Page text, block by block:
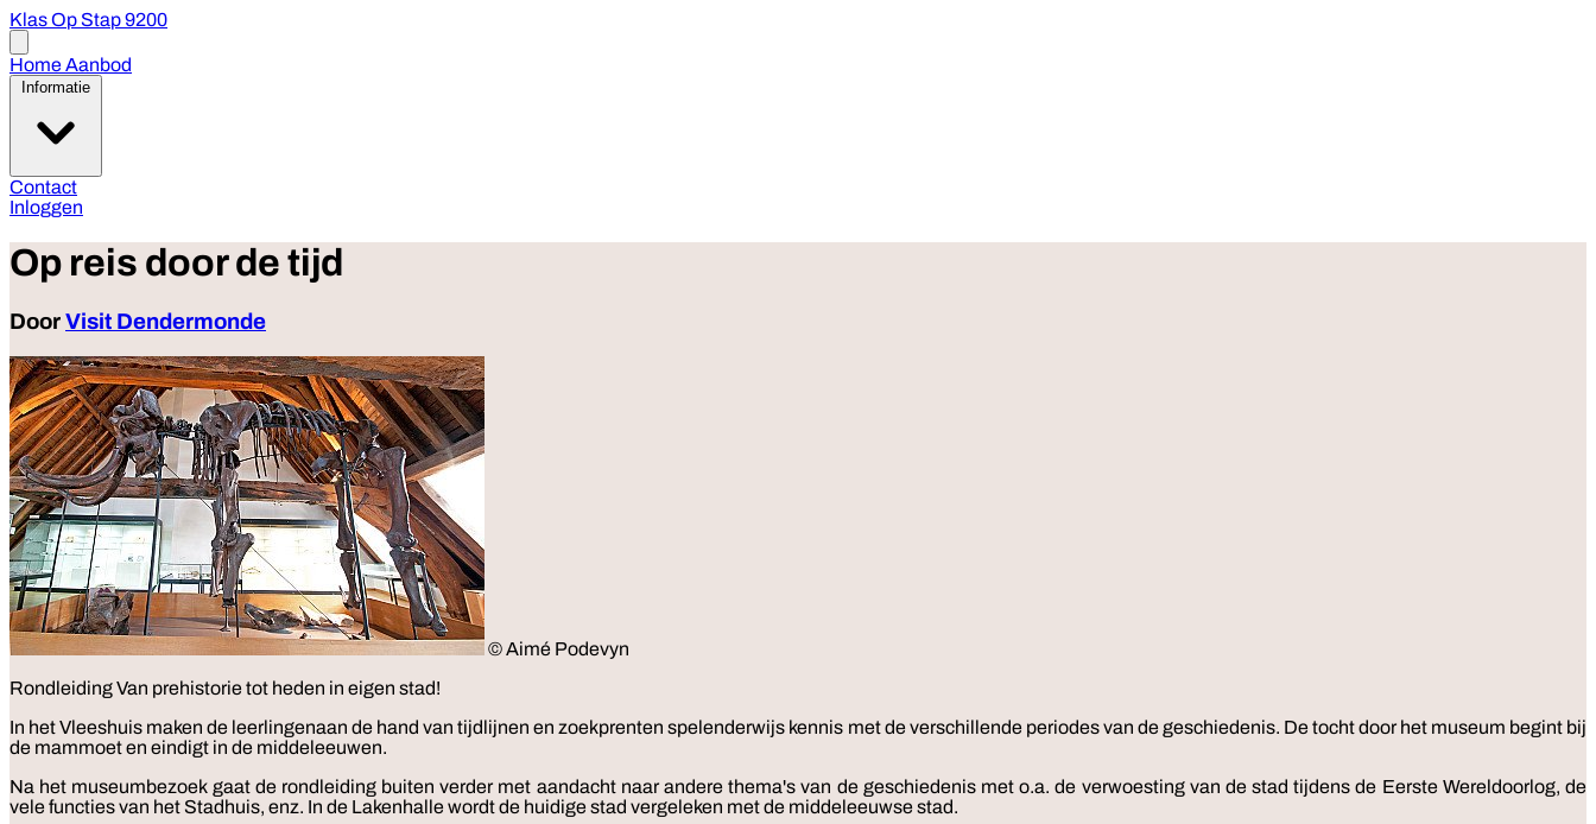
Klas Op Stap 9200
menu
HomeAanbod
Informatie
Contact
Inloggen
Op reis door de tijd
Door Visit Dendermonde
© Aimé Podevyn
RondleidingVan prehistorie tot heden in eigen stad!
In het Vleeshuis maken de leerlingenaan de hand van tijdlijnen en zoekprenten spelenderwijs kennis met de verschillende periodes van de geschiedenis. De tocht door het museum begint bij
de mammoet en eindigt in de middeleeuwen.
Na het museumbezoek gaat de rondleiding buiten verder met aandacht naar andere thema's van de geschiedenis met o.a. de verwoesting van de stad tijdens de Eerste Wereldoorlog, de
vele functies van het Stadhuis, enz. In de Lakenhalle wordt de huidige stad vergeleken met de middeleeuwse stad.